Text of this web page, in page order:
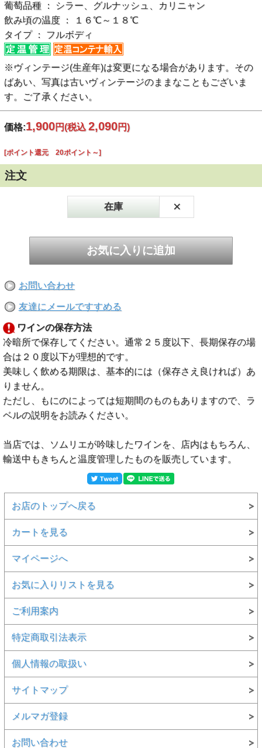
葡萄品種 ： シラー、グルナッシュ、カリニャン
飲み頃の温度 ： １６℃～１８℃
タイプ ： フルボディ
※ヴィンテージ(生産年)は変更になる場合があります。その
ばあい、写真は古いヴィンテージのままなこともございま
す。ご了承ください。
価格:1,900円(税込 2,090円)
[ポイント還元 20ポイント～]
注文
在庫 ×
お問い合わせ
友達にメールですすめる
ワインの保存方法
冷暗所で保存してください。通常２５度以下、長期保存の場
合は２０度以下が理想的です。
美味しく飲める期限は、基本的には（保存さえ良ければ）あ
りません。
ただし、もにのによっては短期間のものもありますので、ラ
ベルの説明をお読みください。
当店では、ソムリエが吟味したワインを、店内はもちろん、
輸送中もきちんと温度管理したものを販売しています。
お店のトップへ戻る
カートを見る
マイページへ
お気に入りリストを見る
ご利用案内
特定商取引法表示
個人情報の取扱い
サイトマップ
メルマガ登録
お問い合わせ